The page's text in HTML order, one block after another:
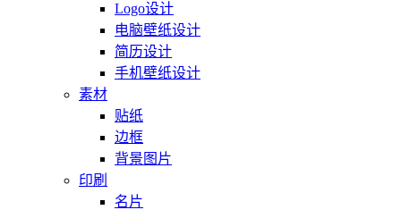
Logo设计
电脑壁纸设计
简历设计
手机壁纸设计
素材
贴纸
边框
背景图片
印刷
名片